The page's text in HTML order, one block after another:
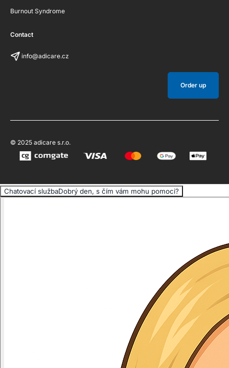
Burnout Syndrome
Contact
info@adicare.cz
Order up
© 2025 adicare s.r.o.